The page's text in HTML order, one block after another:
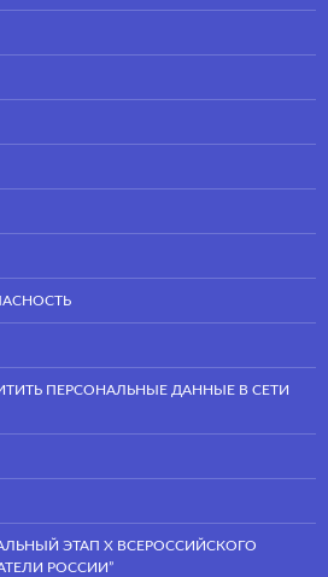
ПЕРСОНАЛЬНЫЕ ДАННЫЕ В СЕТИ
ЭТАП Х ВСЕРОССИЙСКОГО
РОССИИ”